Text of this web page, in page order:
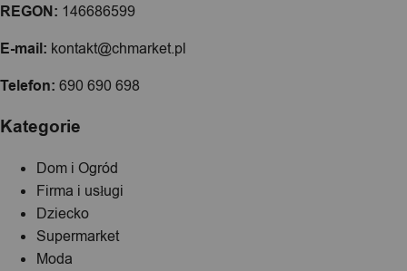
REGON: 146686599
E-mail: kontakt@chmarket.pl
Telefon: 690 690 698
Kategorie
Dom i Ogród
Firma i usługi
Dziecko
Supermarket
Moda